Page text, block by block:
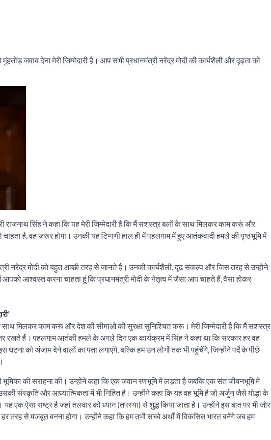
जवाब देना मेरी जिम्मेदारी है। आप सभी प्रधानमंत्री नरेंद्र मोदी की कार्यशैली और दृढ़ता को
राजनाथ सिंह ने कहा कि यह मेरी जिम्मेदारी है कि मैं सशस्त्र बलों के साथ मिलकर काम करूं और
है, वह जरूर होगा। उनकी यह टिप्पणी हाल ही में पहलगाम में हुए आतंकवादी हमले की पृष्ठभूमि में
नरेंद्र मोदी को बहुत अच्छी तरह से जानते हैं। उनकी कार्यशैली, दृढ़ संकल्प और जिस तरह से उन्होंने
आश्वस्त करना चाहता हूं कि प्रधानमंत्री मोदी के नेतृत्व में जैसा आप चाहते हैं, वैसा होकर
के साथ मिलकर काम करूं और देश की सीमाओं की सुरक्षा सुनिश्चित करूं। मेरी जिम्मेदारी है कि मैं सशस्त्र
रखते हैं। पहलगाम आतंकी हमले के अगले दिन एक कार्यक्रम में सिंह ने कहा था कि सरकार हर वह
को अंजाम देने वालों का पता लगाएंगे, बल्कि हम उन लोगों तक भी पहुंचेंगे, जिन्होंने पर्दे के पीछे
भूमिका की सराहना की। उन्होंने कहा कि एक जवान रणभूमि में लड़ता है जबकि एक संत जीवनभूमि में
संस्कृति और आध्यात्मिकता में भी निहित है। उन्होंने कहा कि यह वह भूमि है जो अर्जुन जैसे योद्धा के
एक ऐसा राष्ट्र है जहां तलवार को ध्यान (तपस्या) से शुद्ध किया जाता है। उन्होंने इस बात पर भी जोर
तरह से मजबूत बनना होगा। उन्होंने कहा कि हम तभी सच्चे अर्थों में विकसित भारत बनेंगे जब हम